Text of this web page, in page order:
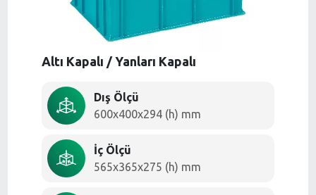
Altı Kapalı / Yanları Kapalı
Dış Ölçü
600x400x294 (h) mm
İç Ölçü
565x365x275 (h) mm